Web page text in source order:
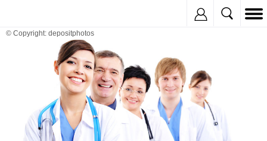
© Copyright: depositphotos